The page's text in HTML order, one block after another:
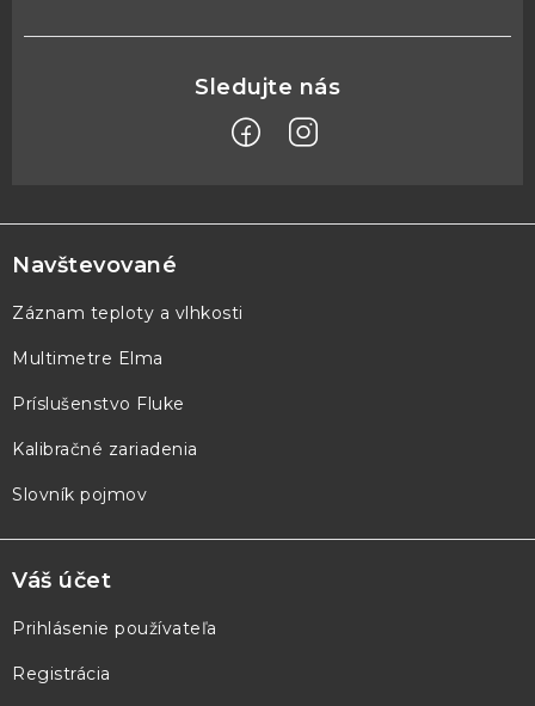
á
p
ä
e
Navštevované
Záznam teploty a vlhkosti
Multimetre Elma
Príslušenstvo Fluke
Kalibračné zariadenia
Slovník pojmov
Váš účet
Prihlásenie používateľa
Registrácia